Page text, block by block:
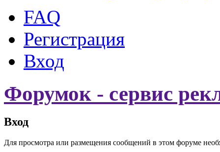
FAQ
Регистрация
Вход
Форумок - сервис
Вход
Для просмотра или размещения сообщений в этом форуме